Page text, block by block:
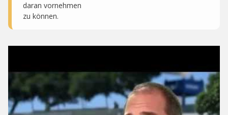
daran vornehmen
zu können.